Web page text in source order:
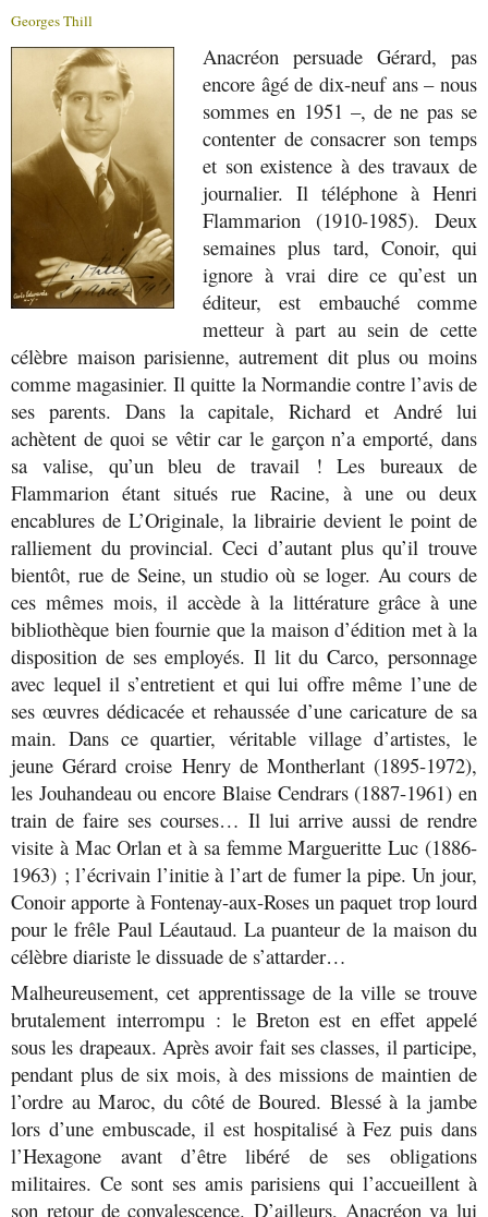
Georges Thill
Anacréon persuade Gérard, pas
encore âgé de dix-neuf ans – nous
sommes en 1951 –, de ne pas se
contenter de consacrer son temps
et son existence à des travaux de
journalier. Il téléphone à Henri
Flammarion (1910-1985). Deux
semaines plus tard, Conoir, qui
ignore à vrai dire ce qu’est un
éditeur, est embauché comme
metteur à part au sein de cette
célèbre maison parisienne, autrement dit plus ou moins
comme magasinier. Il quitte la Normandie contre l’avis de
ses parents. Dans la capitale, Richard et André lui
achètent de quoi se vêtir car le garçon n’a emporté, dans
sa valise, qu’un bleu de travail ! Les bureaux de
Flammarion étant situés rue Racine, à une ou deux
encablures de L’Originale, la librairie devient le point de
ralliement du provincial. Ceci d’autant plus qu’il trouve
bientôt, rue de Seine, un studio où se loger. Au cours de
ces mêmes mois, il accède à la littérature grâce à une
bibliothèque bien fournie que la maison d’édition met à la
disposition de ses employés. Il lit du Carco, personnage
avec lequel il s’entretient et qui lui offre même l’une de
ses œuvres dédicacée et rehaussée d’une caricature de sa
main. Dans ce quartier, véritable village d’artistes, le
jeune Gérard croise Henry de Montherlant (1895-1972),
les Jouhandeau ou encore Blaise Cendrars (1887-1961) en
train de faire ses courses… Il lui arrive aussi de rendre
visite à Mac Orlan et à sa femme Margueritte Luc (1886-
1963) ; l’écrivain l’initie à l’art de fumer la pipe. Un jour,
Conoir apporte à Fontenay-aux-Roses un paquet trop lourd
pour le frêle Paul Léautaud. La puanteur de la maison du
célèbre diariste le dissuade de s’attarder…
Malheureusement, cet apprentissage de la ville se trouve
brutalement interrompu : le Breton est en effet appelé
sous les drapeaux. Après avoir fait ses classes, il participe,
pendant plus de six mois, à des missions de maintien de
l’ordre au Maroc, du côté de Boured. Blessé à la jambe
lors d’une embuscade, il est hospitalisé à Fez puis dans
l’Hexagone avant d’être libéré de ses obligations
militaires. Ce sont ses amis parisiens qui l’accueillent à
son retour de convalescence. D’ailleurs, Anacréon va lui